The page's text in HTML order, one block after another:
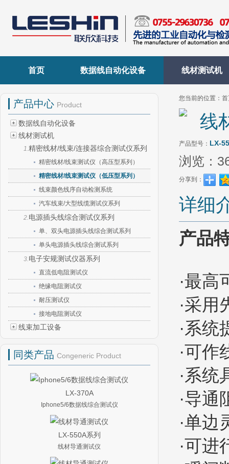
首页 数据线自动化设备 线材测试机
产品中心 Product
数据线自动化设备
线材测试机
1.精密线材/线束/连接器综合测试仪系列
精密线材/线束测试仪（高压型系列）
精密线材/线束测试仪（低压型系列）
线束颜色线序自动检测系统
汽车线束/大型线缆测试仪系列
2.电源插头线综合测试仪系列
单、双头电源插头线综合测试系列
单头电源插头线综合测试系列
3.电子安规测试仪器系列
直流低电阻测试仪
绝缘电阻测试仪
耐压测试仪
接地电阻测试仪
线束加工设备
同类产品 Congeneric Product
LX-370A
Iphone5/6数据线综合测试仪
LX-550A系列
线材导通测试仪
您当前的位置：
线
产品型号： LX-
浏览：
分享到：
详细
产品
·最高
·采用
·系
·可
·系统
·导
·单
·可